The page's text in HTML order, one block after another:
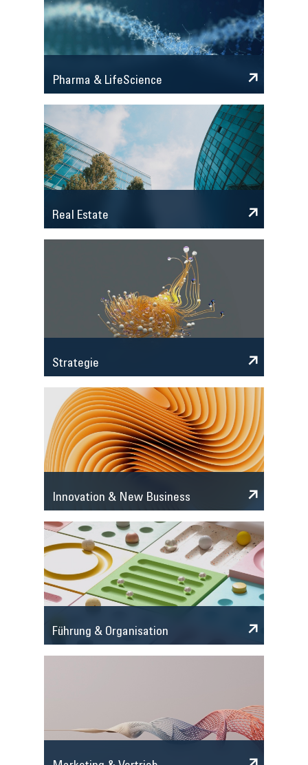
Pharma & LifeScience
Real Estate
Strategie
Innovation & New Business
Führung & Organisation